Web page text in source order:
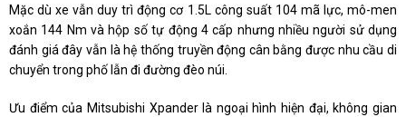
Mặc dù xe vẫn duy trì động cơ 1.5L công suất 104 mã lực, mô-men
xoắn 144 Nm và hộp số tự động 4 cấp nhưng nhiều người sử dụng
đánh giá đây vẫn là hệ thống truyền động cân bằng được nhu cầu di
chuyển trong phố lẫn đi đường đèo núi.
Ưu điểm của Mitsubishi Xpander là ngoại hình hiện đại, không gian